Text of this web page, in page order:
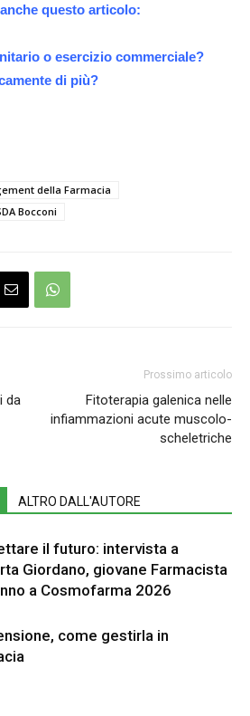
questo articolo:
o esercizio commerciale?
di più?
della Farmacia
Bocconi
da
Prossimo articolo
Fitoterapia galenica nelle
infiammazioni acute muscolo-
scheletriche
ALTRO DALL'AUTORE
il futuro: intervista a
Giordano, giovane Farmacista
a Cosmofarma 2026
come gestirla in